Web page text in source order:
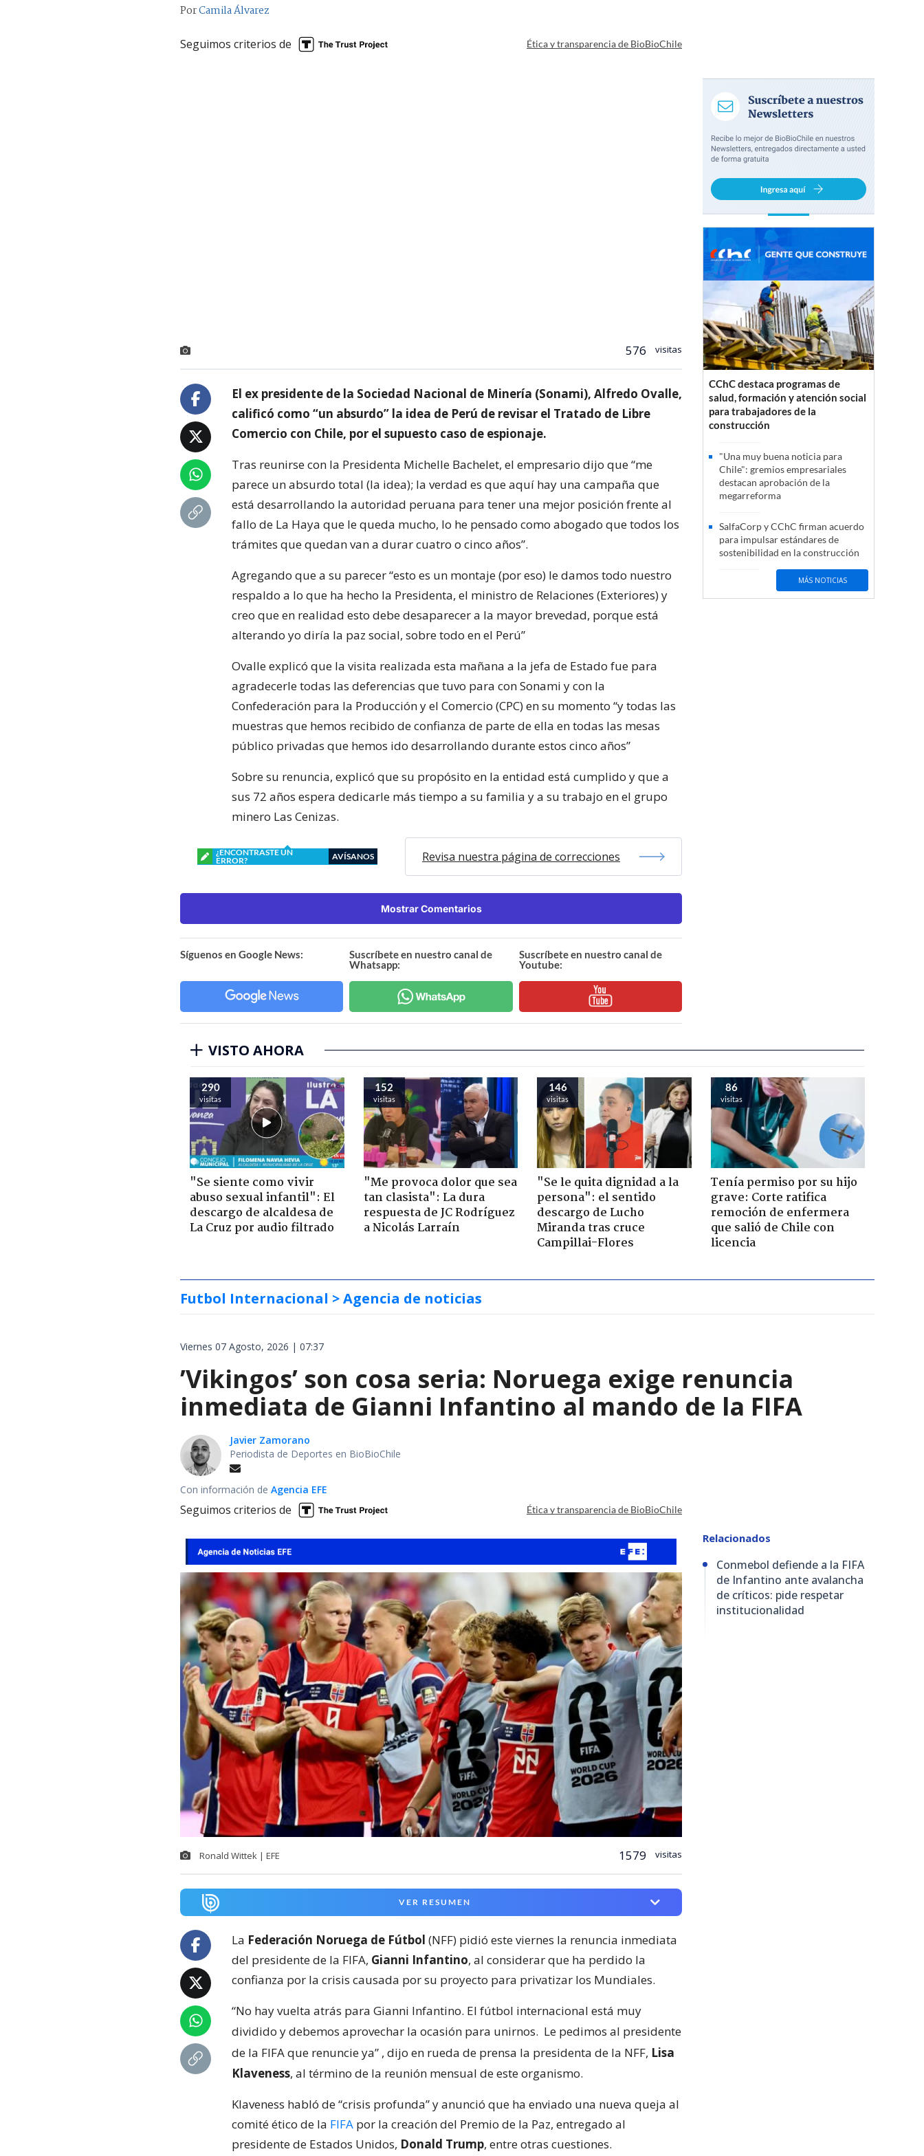
PorCamila Álvarez
Seguimos criterios de Ética y transparencia de BioBioChile
576 visitas
El ex presidente de la Sociedad Nacional de Minería (Sonami), Alfredo Ovalle,
calificó como “un absurdo” la idea de Perú de revisar el Tratado de Libre
Comercio con Chile, por el supuesto caso de espionaje.
Tras reunirse con la Presidenta Michelle Bachelet, el empresario dijo que “me
parece un absurdo total (la idea); la verdad es que aquí hay una campaña que
está desarrollando la autoridad peruana para tener una mejor posición frente al
fallo de La Haya que le queda mucho, lo he pensado como abogado que todos los
trámites que quedan van a durar cuatro o cinco años”.
Agregando que a su parecer “esto es un montaje (por eso) le damos todo nuestro
respaldo a lo que ha hecho la Presidenta, el ministro de Relaciones (Exteriores) y
creo que en realidad esto debe desaparecer a la mayor brevedad, porque está
alterando yo diría la paz social, sobre todo en el Perú”
Ovalle explicó que la visita realizada esta mañana a la jefa de Estado fue para
agradecerle todas las deferencias que tuvo para con Sonami y con la
Confederación para la Producción y el Comercio (CPC) en su momento “y todas las
muestras que hemos recibido de confianza de parte de ella en todas las mesas
público privadas que hemos ido desarrollando durante estos cinco años”
Sobre su renuncia, explicó que su propósito en la entidad está cumplido y que a
sus 72 años espera dedicarle más tiempo a su familia y a su trabajo en el grupo
minero Las Cenizas.
¿ENCONTRASTE UN
ERROR?
AVÍSANOS Revisa nuestra página de correcciones
Mostrar Comentarios
Síguenos en Google News:
Suscríbete en nuestro canal de
Whatsapp:
Suscríbete en nuestro canal de
Youtube:
CChC destaca programas de
salud, formación y atención social
para trabajadores de la
construcción
"Una muy buena noticia para
Chile": gremios empresariales
destacan aprobación de la
megarreforma
SalfaCorp y CChC firman acuerdo
para impulsar estándares de
sostenibilidad en la construcción
MÁS NOTICIAS
VISTO AHORA
290
visitas
"Se siente como vivir
abuso sexual infantil": El
descargo de alcaldesa de
La Cruz por audio filtrado
152
visitas
"Me provoca dolor que sea
tan clasista": La dura
respuesta de JC Rodríguez
a Nicolás Larraín
146
visitas
"Se le quita dignidad a la
persona": el sentido
descargo de Lucho
Miranda tras cruce
Campillai-Flores
86
visitas
Tenía permiso por su hijo
grave: Corte ratifica
remoción de enfermera
que salió de Chile con
licencia
Futbol Internacional > Agencia de noticias
Viernes 07 Agosto, 2026 | 07:37
’Vikingos’ son cosa seria: Noruega exige renuncia
inmediata de Gianni Infantino al mando de la FIFA
Javier Zamorano
Periodista de Deportes en BioBioChile
Con información de Agencia EFE
Seguimos criterios de Ética y transparencia de BioBioChile
Ronald Wittek | EFE 1579 visitas
VER RESUMEN
La Federación Noruega de Fútbol (NFF) pidió este viernes la renuncia inmediata
del presidente de la FIFA, Gianni Infantino, al considerar que ha perdido la
confianza por la crisis causada por su proyecto para privatizar los Mundiales.
“No hay vuelta atrás para Gianni Infantino. El fútbol internacional está muy
dividido y debemos aprovechar la ocasión para unirnos. Le pedimos al presidente
de la FIFA que renuncie ya” , dijo en rueda de prensa la presidenta de la NFF, Lisa
Klaveness, al término de la reunión mensual de este organismo.
Klaveness habló de “crisis profunda” y anunció que ha enviado una nueva queja al
comité ético de la FIFA por la creación del Premio de la Paz, entregado al
presidente de Estados Unidos, Donald Trump, entre otras cuestiones.
Relacionados
Conmebol defiende a la FIFA
de Infantino ante avalancha
de críticos: pide respetar
institucionalidad